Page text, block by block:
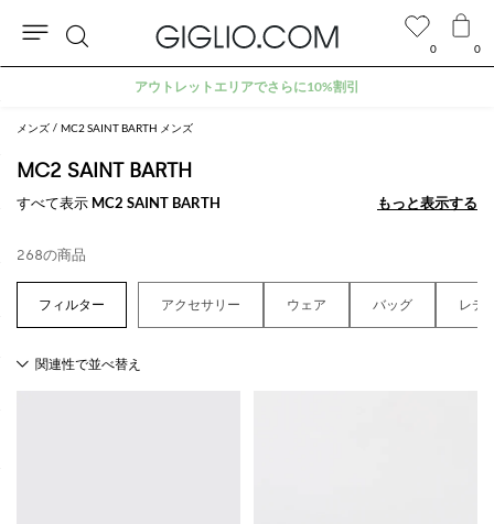
メンズ MC2 SAINT BARTH メンズ
MC2 SAINT BARTH
すべて表示 MC2 SAINT BARTH もっと表示する
もっと表示する
268の商品
アクセサリー ウェア バッグ レデ
0 0
検
アウトレットエリアでさらに10%割引